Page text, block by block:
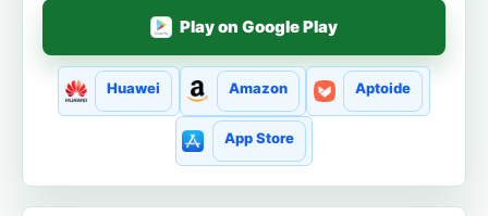
Play on Google Play
Huawei Amazon Aptoide
App Store